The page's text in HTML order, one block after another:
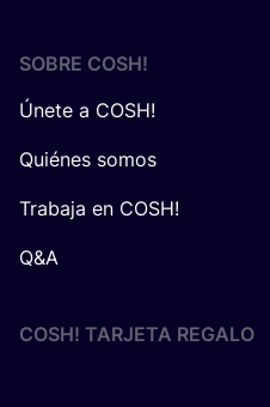
SOBRE COSH!
Únete a COSH!
Quiénes somos
Trabaja en COSH!
Q&A
COSH! TARJETA REGALO